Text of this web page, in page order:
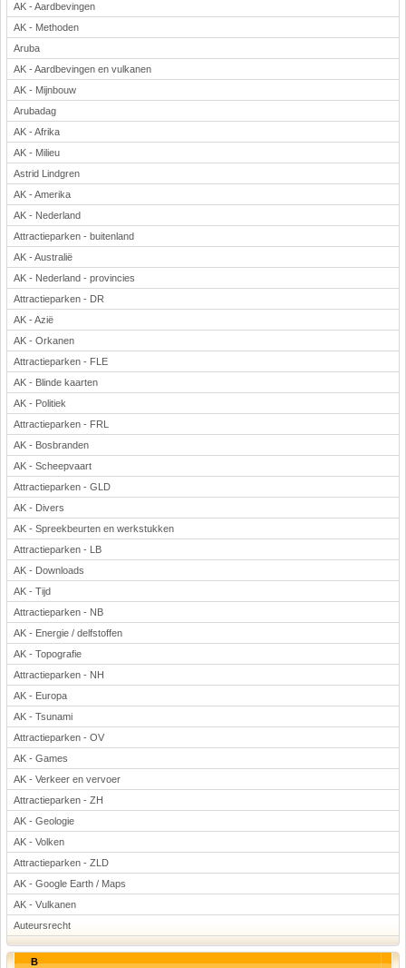
AK - Aardbevingen
AK - Methoden
Aruba
AK - Aardbevingen en vulkanen
AK - Mijnbouw
Arubadag
AK - Afrika
AK - Milieu
Astrid Lindgren
AK - Amerika
AK - Nederland
Attractieparken - buitenland
AK - Australië
AK - Nederland - provincies
Attractieparken - DR
AK - Azië
AK - Orkanen
Attractieparken - FLE
AK - Blinde kaarten
AK - Politiek
Attractieparken - FRL
AK - Bosbranden
AK - Scheepvaart
Attractieparken - GLD
AK - Divers
AK - Spreekbeurten en werkstukken
Attractieparken - LB
AK - Downloads
AK - Tijd
Attractieparken - NB
AK - Energie / delfstoffen
AK - Topografie
Attractieparken - NH
AK - Europa
AK - Tsunami
Attractieparken - OV
AK - Games
AK - Verkeer en vervoer
Attractieparken - ZH
AK - Geologie
AK - Volken
Attractieparken - ZLD
AK - Google Earth / Maps
AK - Vulkanen
Auteursrecht
B